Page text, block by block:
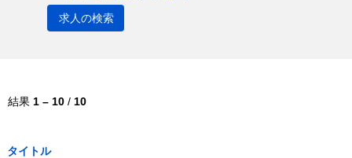
結果 1 – 10 / 10
タイトル